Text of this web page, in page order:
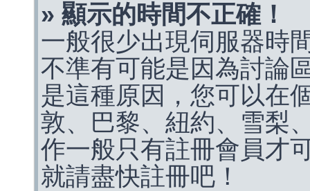
» 顯示的時間不正確！
一般很少出現伺服器時
不準有可能是因為討論
是這種原因，您可以在
敦、巴黎、紐約、雪梨
作一般只有註冊會員才
就請盡快註冊吧！